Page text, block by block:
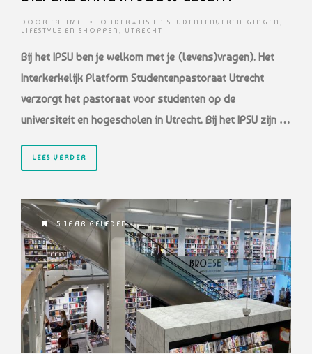
DOOR FATIMA • ONDERWIJS EN STUDENTENVERENIGINGEN ,
LIFESTYLE EN SHOPPEN , UTRECHT
Bij het IPSU ben je welkom met je (levens)vragen). Het
Interkerkelijk Platform Studentenpastoraat Utrecht
verzorgt het pastoraat voor studenten op de
universiteit en hogescholen in Utrecht. Bij het IPSU zijn …
LEES VERDER
5 JAAR GELEDEN